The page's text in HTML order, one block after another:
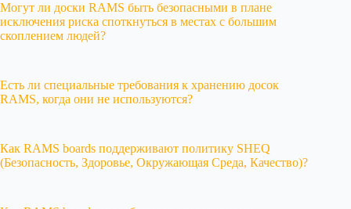
Могут ли доски RAMS быть безопасными в плане
исключения риска споткнуться в местах с большим
скоплением людей?
Есть ли специальные требования к хранению досок
RAMS, когда они не используются?
Как RAMS boards поддерживают политику SHEQ
(Безопасность, Здоровье, Окружающая Среда, Качество)?